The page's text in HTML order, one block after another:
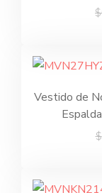
$
Vestido de
$